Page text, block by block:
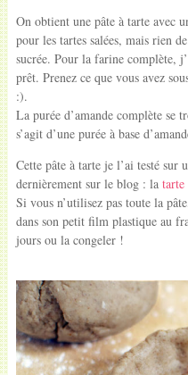
On obtient une pâte à tarte avec
pour les tartes salées, mais rien
sucrée. Pour la farine complète,
prêt. Prenez ce que vous avez
:).
La purée d’amande complète se
s’agit d’une purée à base
Cette pâte à tarte je l’ai testé sur
dernièrement sur le blog : la tarte
Si vous n’utilisez pas toute la
dans son petit film plastique au
jours ou la congeler !